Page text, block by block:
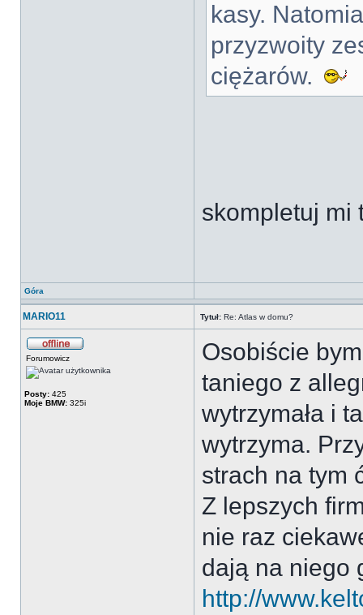
kasy.
przyzwoity
ciężarów.
skompletuj mi
Góra
MARIO11 Tytuł: Re: Atlas w domu?
Forumowicz
Posty: 425
Moje BMW: 325i
Osobiście
taniego z
wytrzymała i
wytrzyma.
strach na tym
Z lepszych
nie raz
dają na niego
http://